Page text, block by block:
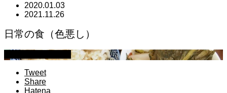
2020.01.03
2021.11.26
日常の食（色悪し）
Tweet
Share
Hatena